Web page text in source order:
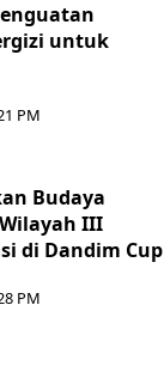
untuk
PM
Budaya
III
di Dandim Cup
PM